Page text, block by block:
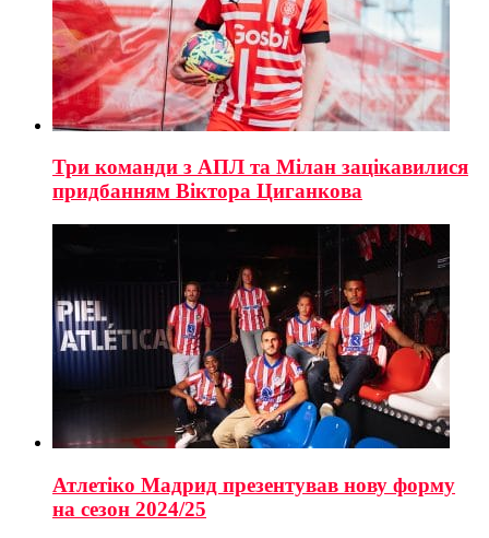
Три команди з АПЛ та Мілан зацікавилися
придбанням Віктора Циганкова
Атлетіко Мадрид презентував нову форму
на сезон 2024/25